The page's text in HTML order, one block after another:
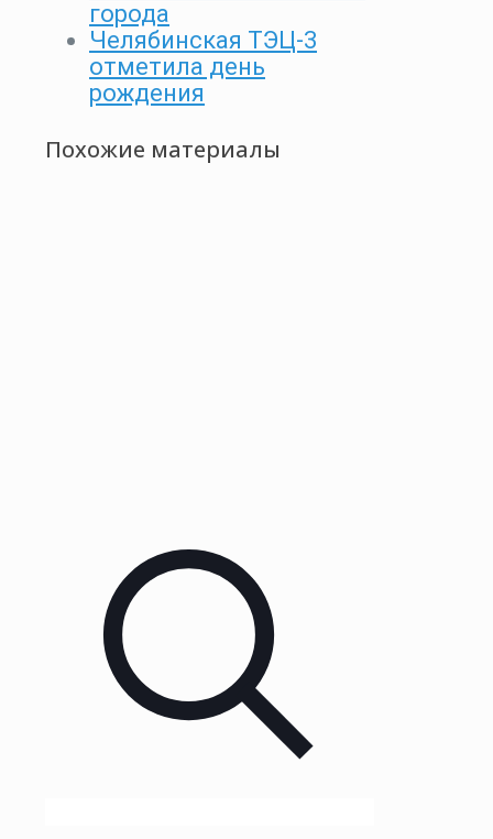
города
Челябинская ТЭЦ-3
отметила день
рождения
Похожие материалы